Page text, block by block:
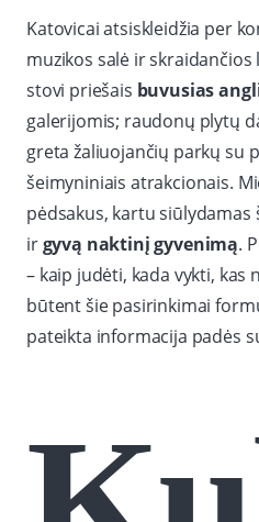
Katovicai atsiskleidžia per
muzikos salė ir
stovi priešais buvusias
galerijomis; raudonų plytų
greta žaliuojančių parkų su
šeimyniniais atrakcionais.
pėdsakus, kartu siūlydamas
irgyvą naktinį gyvenimą.
– kaip judėti, kada vykti, kas
būtent šie pasirinkimai
pateikta informacija padės